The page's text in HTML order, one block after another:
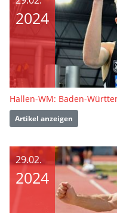
2024
Artikel anzeigen
29.02.
2024